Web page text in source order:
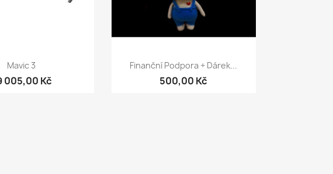
Rychlý náhled
Mavic 3
005,00 Kč
Rychlý náhled
Finanční Podpora + Dárek...
500,00 Kč